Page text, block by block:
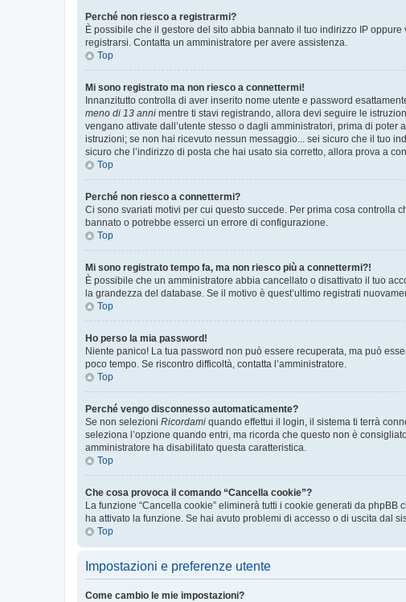
Perché non riesco a registrarmi?
È possibile che il gestore del sito abbia bannato il tuo indirizzo IP
registrarsi. Contatta un amministratore per avere assistenza.
Top
Mi sono registrato ma non riesco a connettermi!
Innanzitutto controlla di aver inserito nome utente e password
meno di 13 anni mentre ti stavi registrando, allora devi seguire le
vengano attivate dall’utente stesso o dagli amministratori, prima di
istruzioni; se non hai ricevuto nessun messaggio... sei sicuro che il tuo
sicuro che l’indirizzo di posta che hai usato sia corretto, allora prova a
Top
Perché non riesco a connettermi?
Ci sono svariati motivi per cui questo succede. Per prima cosa controlla
bannato o potrebbe esserci un errore di configurazione.
Top
Mi sono registrato tempo fa, ma non riesco più a connettermi?!
È possibile che un amministratore abbia cancellato o disattivato il tuo
la grandezza del database. Se il motivo è quest’ultimo registrati
Top
Ho perso la mia password!
Niente panico! La tua password non può essere recuperata, ma può
poco tempo. Se riscontro difficoltà, contatta l’amministratore.
Top
Perché vengo disconnesso automaticamente?
Se non selezioni Ricordami quando effettui il login, il sistema ti terrà
seleziona l’opzione quando entri, ma ricorda che questo non è
amministratore ha disabilitato questa caratteristica.
Top
Che cosa provoca il comando “Cancella cookie”?
La funzione “Cancella cookie” eliminerà tutti i cookie generati da
ha attivato la funzione. Se hai avuto problemi di accesso o di uscita dal
Top
Impostazioni e preferenze utente
Come cambio le mie impostazioni?